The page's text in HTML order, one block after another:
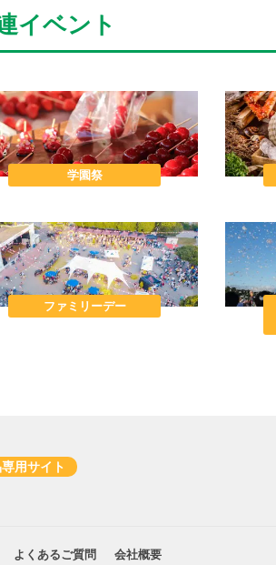
イベント
学園祭
ファミリーデー
用サイト
よくあるご質問 会社概要